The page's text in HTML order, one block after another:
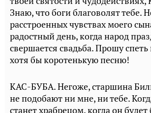
Знаю, что боги благоволят тебе.
расстроенных чувствах моего
радостный день, когда народ
свершается свадьба. Прошу спеть
хотя бы коротенькую песню!
КАС-БУБА. Негоже, старшина
не подобают ни мне, ни тебе.
станет храбрецом, когда он